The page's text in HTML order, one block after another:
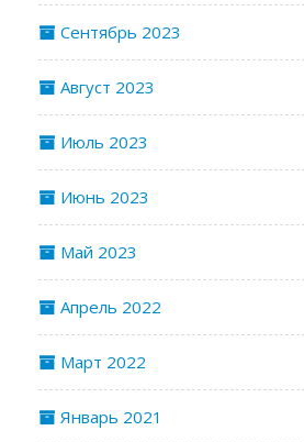
Сентябрь 2023
Август 2023
Июль 2023
Июнь 2023
Май 2023
Апрель 2022
Март 2022
Январь 2021